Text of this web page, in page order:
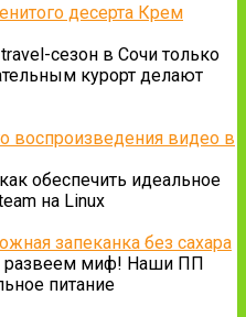
десерта Крем
сезон в Сочи только
курорт делают
воспроизведения видео в
обеспечить идеальное
на Linux
запеканка без сахара
развеем миф! Наши ПП
питание